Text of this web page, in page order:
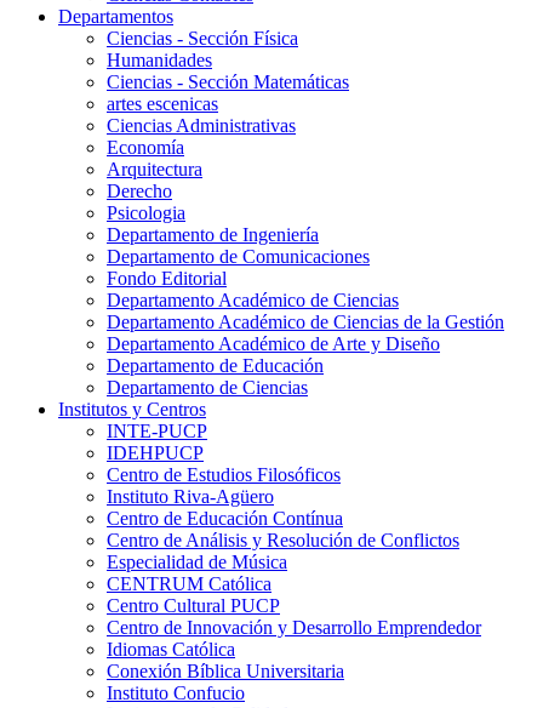
Departamentos
Ciencias - Sección Física
Humanidades
Ciencias - Sección Matemáticas
artes escenicas
Ciencias Administrativas
Economía
Arquitectura
Derecho
Psicologia
Departamento de Ingeniería
Departamento de Comunicaciones
Fondo Editorial
Departamento Académico de Ciencias
Departamento Académico de Ciencias de la Gestión
Departamento Académico de Arte y Diseño
Departamento de Educación
Departamento de Ciencias
Institutos y Centros
INTE-PUCP
IDEHPUCP
Centro de Estudios Filosóficos
Instituto Riva-Agüero
Centro de Educación Contínua
Centro de Análisis y Resolución de Conflictos
Especialidad de Música
CENTRUM Católica
Centro Cultural PUCP
Centro de Innovación y Desarrollo Emprendedor
Idiomas Católica
Conexión Bíblica Universitaria
Instituto Confucio